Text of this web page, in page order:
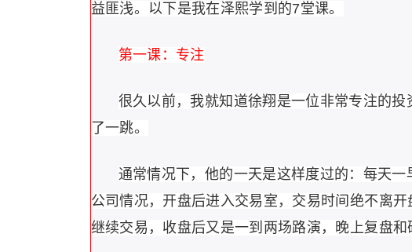
益匪浅。以下是我在泽熙学到的7堂课。
第一课：专注
很久以前，我就知道徐翔是一位非常专注的
了一跳。
通常情况下，他的一天是这样度过的：每天
公司情况，开盘后进入交易室，交易时间绝不离
继续交易，收盘后又是一到两场路演，晚上复盘和